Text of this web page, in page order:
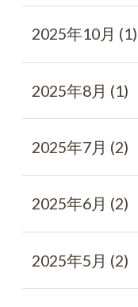
2025年10月 (1)
2025年8月 (1)
2025年7月 (2)
2025年6月 (2)
2025年5月 (2)